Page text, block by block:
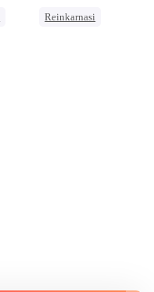
Reinkarnasi